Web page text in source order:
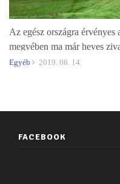
Az egész országra érvényes
megyében ma már heves
Egyéb 2019. 06. 14.
FACEBOOK